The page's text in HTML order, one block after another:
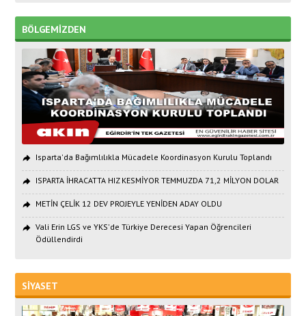
BÖLGEMİZDEN
Isparta'da Bağımlılıkla Mücadele Koordinasyon Kurulu Toplandı
ISPARTA İHRACATTA HIZ KESMİYOR TEMMUZDA 71,2 MİLYON DOLAR
METİN ÇELİK 12 DEV PROJEYLE YENİDEN ADAY OLDU
Vali Erin LGS ve YKS'de Türkiye Derecesi Yapan Öğrencileri
Ödüllendirdi
SİYASET